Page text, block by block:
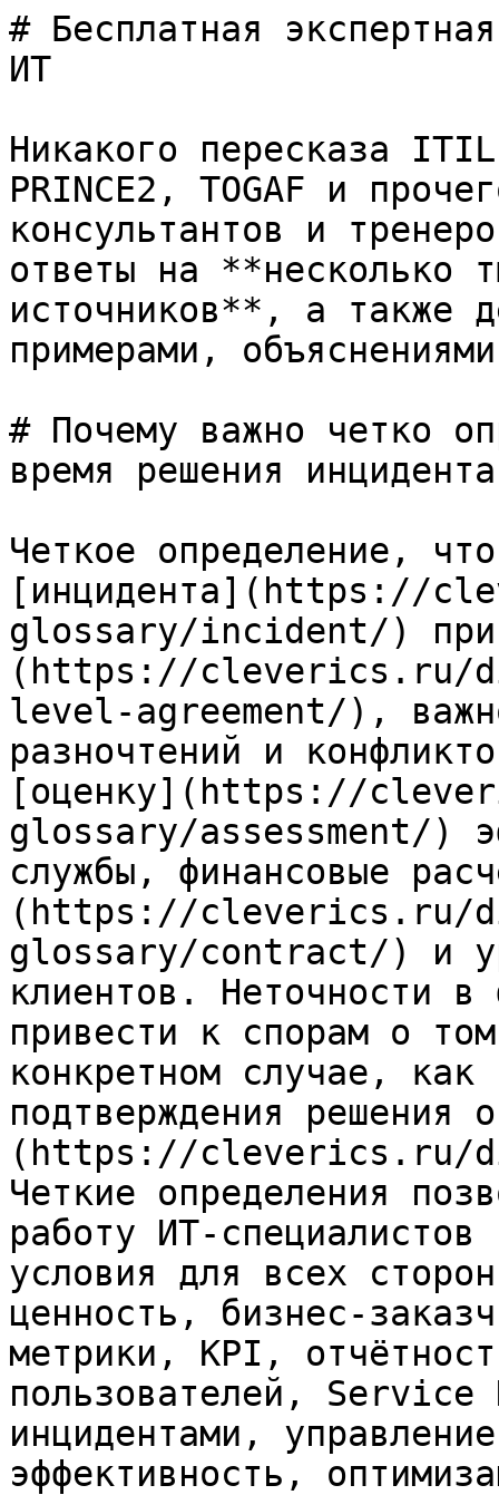
# Бесплатная
ИТ
Никакого пересказа
PRINCE2, TOGAF и
консультантов и
ответы на **несколько
источников**, а также
примерами,
# Почему важно четко
время решения
Четкое определение,
[инцидента](https://
glossary/incident/) при
(https://cleverics.ru/
level-agreement/),
разночтений и
[оценку](https://
glossary/assessment/)
службы, финансовые
(https://cleverics.ru/
glossary/contract/) и
клиентов. Неточности в
привести к спорам о
конкретном случае,
подтверждения решения
(https://cleverics.ru/
Четкие определения
работу ИТ-специалистов
условия для всех
ценность, бизнес-
метрики, KPI,
пользователей,
инцидентами,
эффективность,